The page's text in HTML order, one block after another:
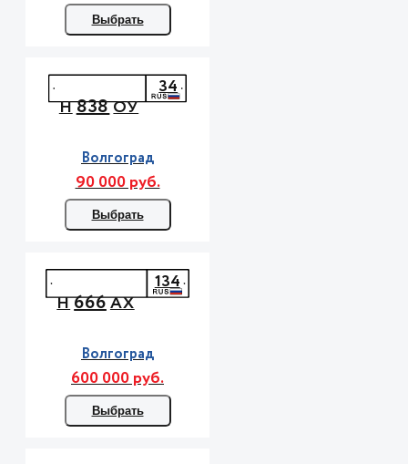
Выбрать
Н838ОУ
34
Волгоград
90 000 руб.
Выбрать
Н666АХ
134
Волгоград
600 000 руб.
Выбрать